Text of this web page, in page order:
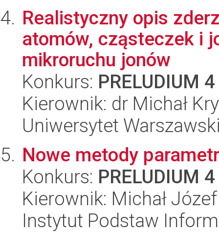
Realistyczny opis
atomów, cząsteczek i
mikroruchu jonów
Konkurs: PRELUDIUM 4
Kierownik: dr Michał
Uniwersytet
Nowe metody
Konkurs: PRELUDIUM 4
Kierownik: Michał
Instytut Podstaw